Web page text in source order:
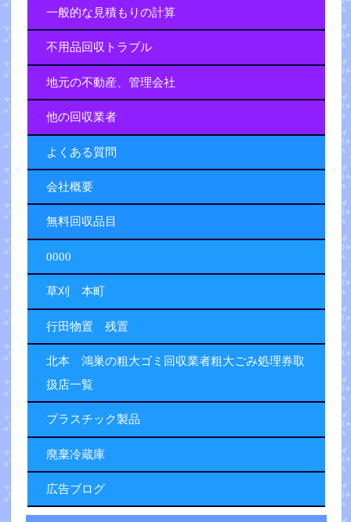
一般的な見積もりの計算
不用品回収トラブル
地元の不動産、管理会社
他の回収業者
よくある質問
会社概要
無料回収品目
0000
草刈 本町
行田物置 残置
北本 鴻巣の粗大ゴミ回収業者粗大ごみ処理券取
扱店一覧
プラスチック製品
廃棄冷蔵庫
広告ブログ